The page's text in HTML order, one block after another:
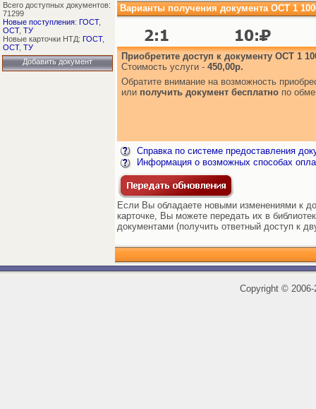
Всего доступных документов:
71299
Новые поступления: ГОСТ,
ОСТ, ТУ
Новые карточки НТД: ГОСТ,
ОСТ, ТУ
Добавить документ
Варианты получения документа ОСТ 1
Приобретите доступ к документу ОСТ 1
Стоимость услуги - 450,00р.
Обратите внимание на возможность
или получить документ бесплатно по
Справка по системе предоставления
Информация о возможных способах
Если Вы обладаете новыми изменениями к
карточке, Вы можете передать их в
документами (получить ответный доступ к
Copyright ©